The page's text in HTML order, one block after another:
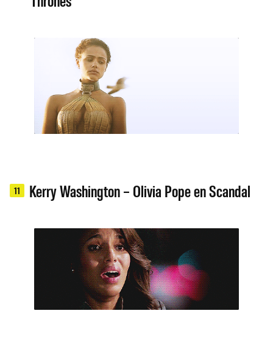
11 Kerry Washington – Olivia Pope en Scandal